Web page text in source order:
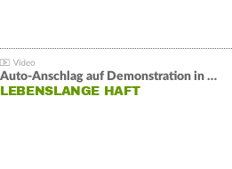
Auto-Anschlag auf Demonstration in München:
LEBENSLANGE HAFT